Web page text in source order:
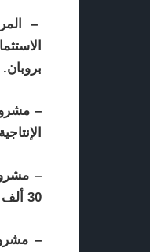
–
بروبان.
الإنتاجية 120 ألف متر مكعب من ألواح الـ ” أم – دى – أف ” .
30 ألف طن سنويا من يوريا فورمالدهيد و25 ألف طن سنويا من اليوريا.